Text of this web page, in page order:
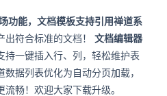
功能，文档模板支持引用禅道系
出符合标准的文档！ 文档编辑器
持一键插入行、列，轻松维护表
据列表优化为自动分页加载，
畅！欢迎大家下载升级。